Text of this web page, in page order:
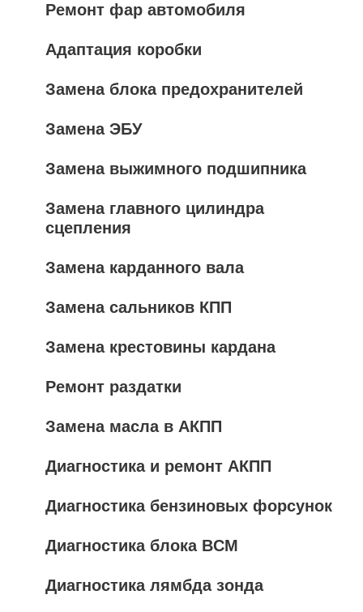
Ремонт фар автомобиля
Адаптация коробки
Замена блока предохранителей
Замена ЭБУ
Замена выжимного подшипника
Замена главного цилиндра
сцепления
Замена карданного вала
Замена сальников КПП
Замена крестовины кардана
Ремонт раздатки
Замена масла в АКПП
Диагностика и ремонт АКПП
Диагностика бензиновых форсунок
Диагностика блока BCM
Диагностика лямбда зонда